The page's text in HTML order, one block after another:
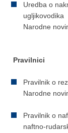
Uredba o
ugljikovodika
Narodne
Pravilnici
Pravilnik o
Narodne
Pravilnik o
naftno-